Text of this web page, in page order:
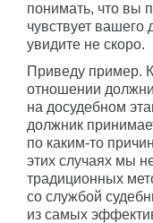
понимать, что вы
чувствует
увидите не скоро.
Приведу пример.
отношении
на досудебном
должник
по каким-то
этих случаях мы
традиционных
со службой
из самых